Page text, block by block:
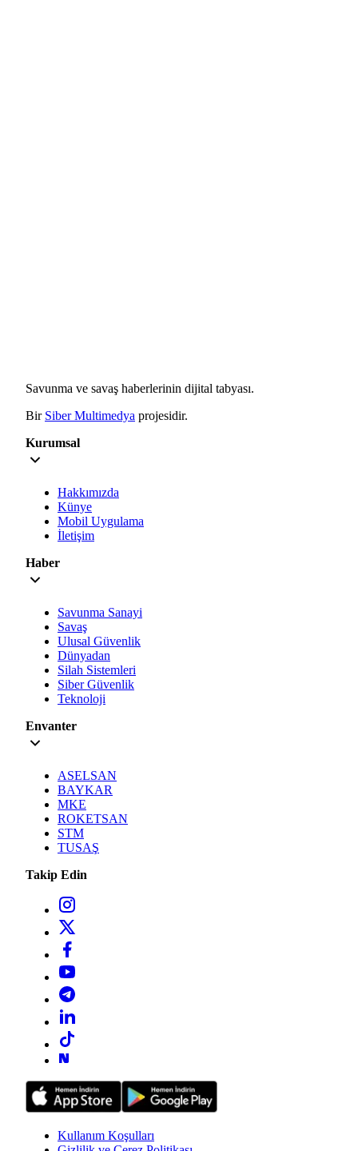
Savunma ve savaş haberlerinin dijital tabyası.
Bir Siber Multimedya projesidir.
Kurumsal
Hakkımızda
Künye
Mobil Uygulama
İletişim
Haber
Savunma Sanayi
Savaş
Ulusal Güvenlik
Dünyadan
Silah Sistemleri
Siber Güvenlik
Teknoloji
Envanter
ASELSAN
BAYKAR
MKE
ROKETSAN
STM
TUSAŞ
Takip Edin
Kullanım Koşulları